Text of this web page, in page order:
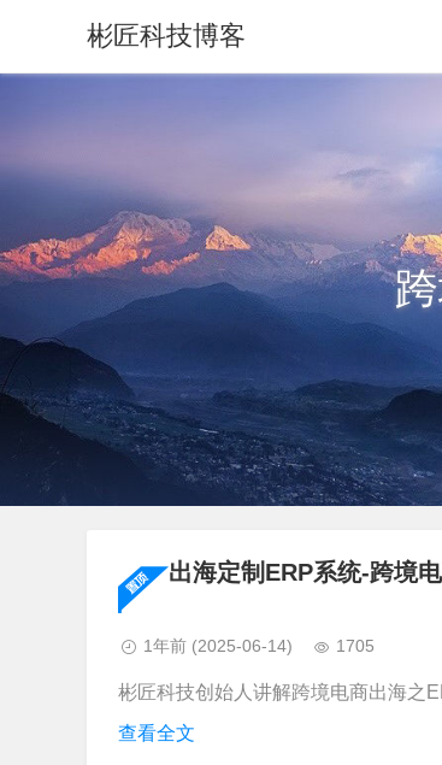
彬匠科技博客
出海定制ERP系统-跨境
1年前 (2025-06-14) 1705
彬匠科技创始人讲解跨境电商出海之
查看全文